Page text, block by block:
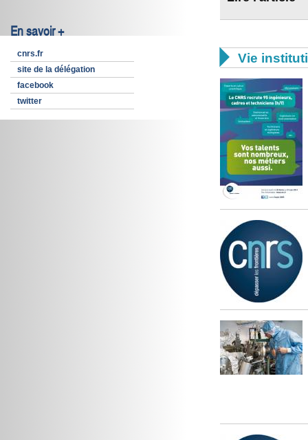
En savoir +
cnrs.fr
site de la délégation
facebook
twitter
 Vie